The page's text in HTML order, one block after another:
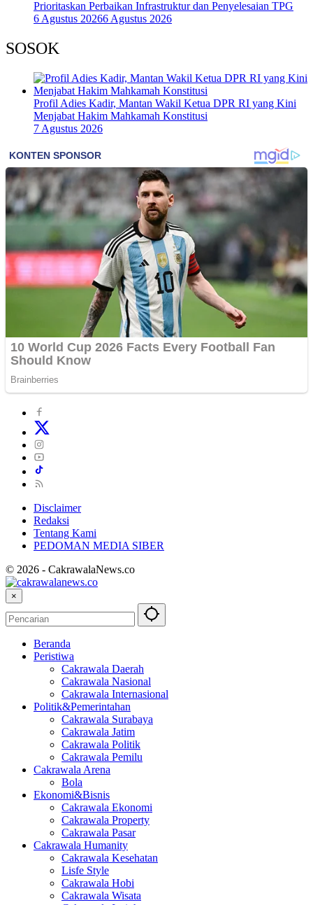
Prioritaskan Perbaikan Infrastruktur dan Penyelesaian TPG
6 Agustus 20266 Agustus 2026
SOSOK
Profil Adies Kadir, Mantan Wakil Ketua DPR RI yang Kini
Menjabat Hakim Mahkamah Konstitusi
7 Agustus 2026
Disclaimer
Redaksi
Tentang Kami
PEDOMAN MEDIA SIBER
© 2026 - CakrawalaNews.co
×
Beranda
Peristiwa
Cakrawala Daerah
Cakrawala Nasional
Cakrawala Internasional
Politik&Pemerintahan
Cakrawala Surabaya
Cakrawala Jatim
Cakrawala Politik
Cakrawala Pemilu
Cakrawala Arena
Bola
Ekonomi&Bisnis
Cakrawala Ekonomi
Cakrawala Property
Cakrawala Pasar
Cakrawala Humanity
Cakrawala Kesehatan
Lisfe Style
Cakrawala Hobi
Cakrawala Wisata